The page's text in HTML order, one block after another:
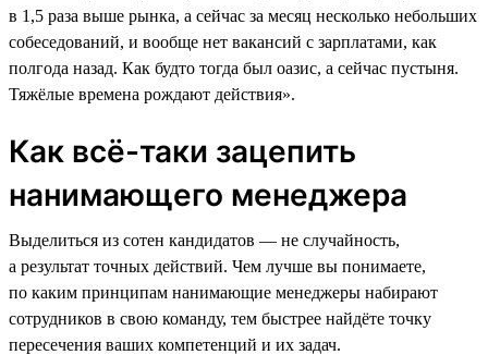
в 1,5 раза выше рынка, а сейчас за месяц несколько небольших
собеседований, и вообще нет вакансий с зарплатами, как
полгода назад. Как будто тогда был оазис, а сейчас пустыня.
Тяжёлые времена рождают действия».
Как всё-таки зацепить
нанимающего менеджера
Выделиться из сотен кандидатов — не случайность,
а результат точных действий. Чем лучше вы понимаете,
по каким принципам нанимающие менеджеры набирают
сотрудников в свою команду, тем быстрее найдёте точку
пересечения ваших компетенций и их задач.